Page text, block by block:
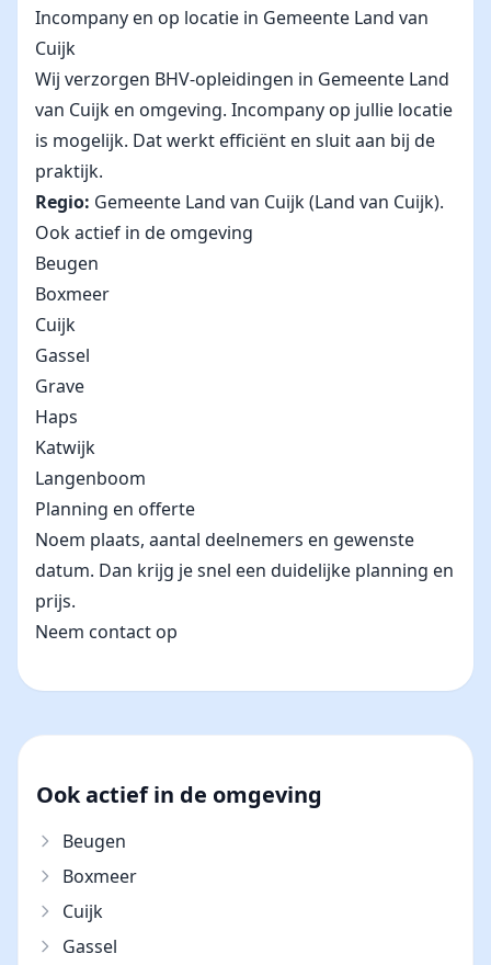
Incompany en op locatie in Gemeente Land van
Cuijk
Wij verzorgen BHV-opleidingen in Gemeente Land
van Cuijk en omgeving. Incompany op jullie locatie
is mogelijk. Dat werkt efficiënt en sluit aan bij de
praktijk.
Regio: Gemeente Land van Cuijk (Land van Cuijk).
Ook actief in de omgeving
Beugen
Boxmeer
Cuijk
Gassel
Grave
Haps
Katwijk
Langenboom
Planning en offerte
Noem plaats, aantal deelnemers en gewenste
datum. Dan krijg je snel een duidelijke planning en
prijs.
Neem contact op
Ook actief in de omgeving
Beugen
Boxmeer
Cuijk
Gassel